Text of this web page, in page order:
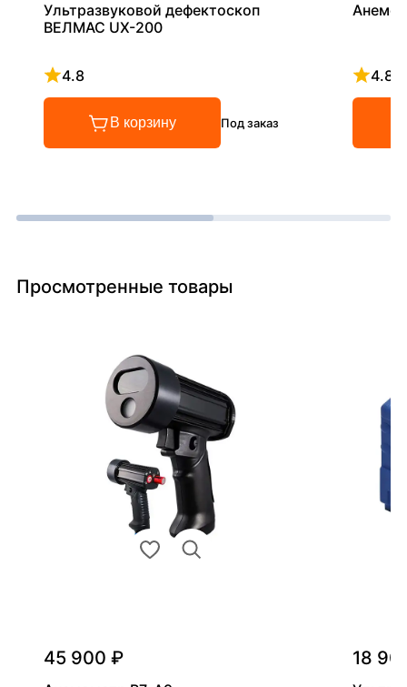
Ультразвуковой дефектоскоп
ВЕЛМАС UX-200
4.8
Рейтинг 4.8 из 5
В корзину Под заказ
4.8
Просмотренные товары
45 900 ₽ 18